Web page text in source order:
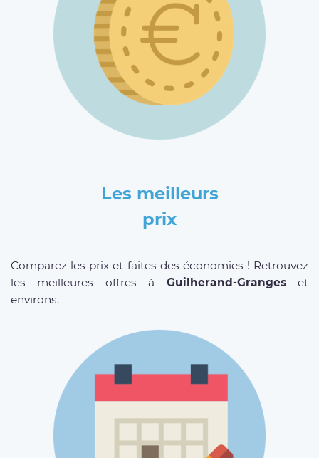
Les meilleurs
prix
Comparez les prix et faites des économies ! Retrouvez
les meilleures offres à Guilherand-Grangeset
environs.